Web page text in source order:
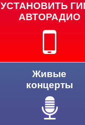
УСТАНОВИТЬ
АВТОРАДИО
Живые
концерты